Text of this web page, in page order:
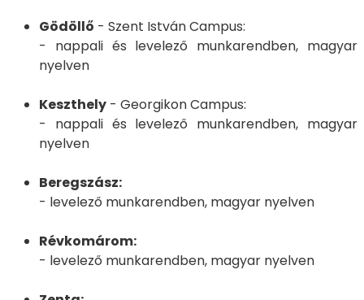
Gödöllő - Szent István Campus:
- nappali és levelező munkarendben, magyar
nyelven
Keszthely - Georgikon Campus:
- nappali és levelező munkarendben, magyar
nyelven
Beregszász:
- levelező munkarendben, magyar nyelven
Révkomárom:
- levelező munkarendben, magyar nyelven